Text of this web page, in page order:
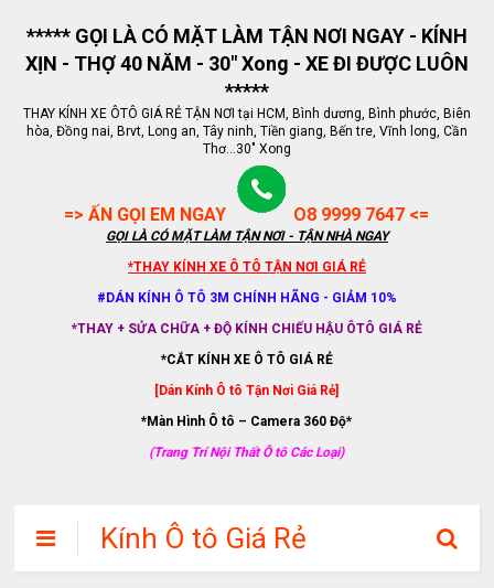
***** GỌI LÀ CÓ MẶT LÀM TẬN NƠI NGAY - KÍNH
XỊN - THỢ 40 NĂM - 30" Xong - XE ĐI ĐƯỢC LUÔN
*****
THAY KÍNH XE ÔTÔ GIÁ RẺ TẬN NƠI tại HCM, Bình dương, Bình phước, Biên
hòa, Đồng nai, Brvt, Long an, Tây ninh, Tiền giang, Bến tre, Vĩnh long, Cần
Thơ...30" Xong
=> ẤN GỌI EM NGAY O8 9999 7647 <=
GỌI LÀ CÓ MẶT LÀM TẬN NƠI - TẬN NHÀ NGAY
*THAY KÍNH XE Ô TÔ TẬN NƠI GIÁ RẺ
#DÁN KÍNH Ô TÔ 3M CHÍNH HÃNG - GIẢM 10%
*THAY + SỬA CHỮA + ĐỘ KÍNH CHIẾU HẬU ÔTÔ GIÁ RẺ
*CẮT KÍNH XE Ô TÔ GIÁ RẺ
[Dán Kính Ô tô Tận Nơi Giá Rẻ]
*Màn Hình Ô tô – Camera 360 Độ*
(Trang Trí Nội Thất Ô tô Các Loại)
Kính Ô tô Giá Rẻ